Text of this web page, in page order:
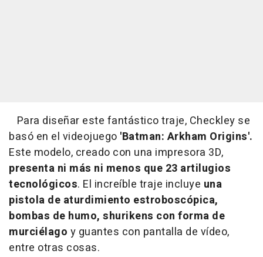
Para diseñar este fantástico traje, Checkley se
basó en el videojuego 'Batman: Arkham Origins'.
Este modelo, creado con una impresora 3D,
presenta ni más ni menos que 23 artilugios
tecnológicos. El increíble traje incluye una
pistola de aturdimiento estroboscópica,
bombas de humo, shurikens con forma de
murciélago y guantes con pantalla de vídeo,
entre otras cosas.